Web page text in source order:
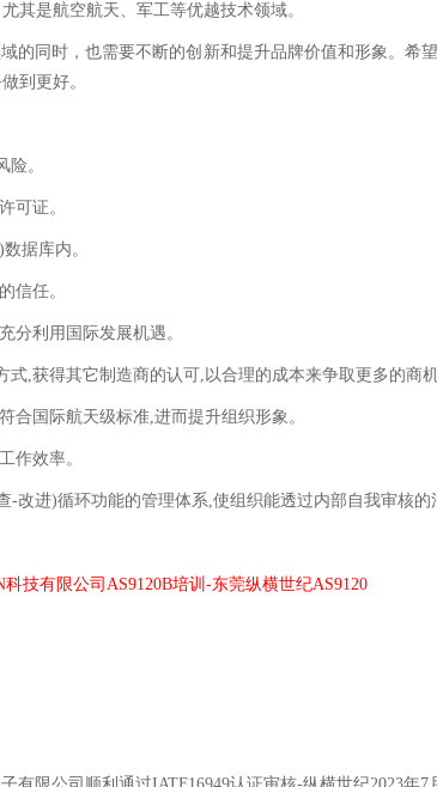
其是航空航天、军工等优越技术领域。
的同时，也需要不断的创新和提升品牌价值和形象。希
到更好。
。
可证。
据库内。
信任。
分利用国际发展机遇。
,获得其它制造商的认可,以合理的成本来争取更多的商机
合国际航天级标准,进而提升组织形象。
作效率。
改进)循环功能的管理体系,使组织能透过内部自我审核的
技有限公司AS9120B培训-东莞纵横世纪AS9120